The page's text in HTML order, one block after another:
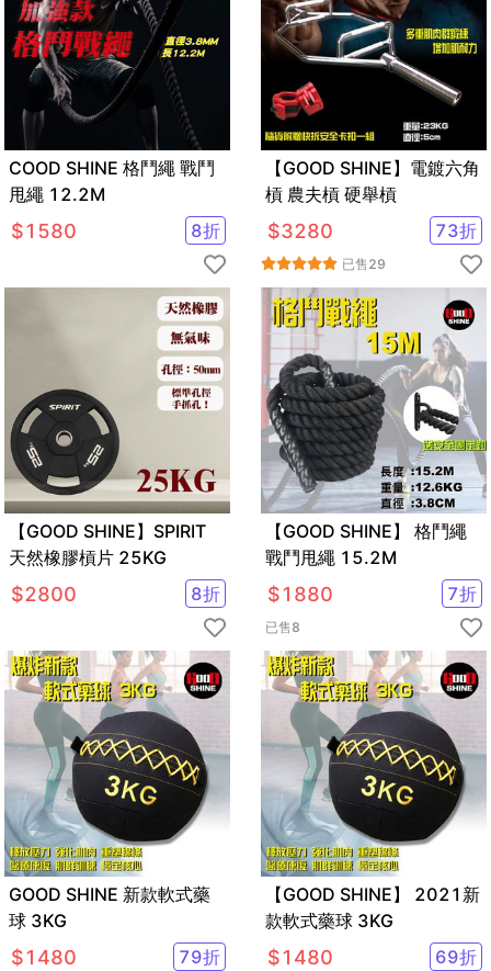
COOD SHINE 格鬥繩 戰鬥
甩繩 12.2M
$1580 8折
【GOOD SHINE】電鍍六角
槓 農夫槓 硬舉槓
$3280 73折
已售29
【GOOD SHINE】SPIRIT
天然橡膠槓片 25KG
$2800 8折
【GOOD SHINE】 格鬥繩
戰鬥甩繩 15.2M
$1880 7折
已售8
GOOD SHINE 新款軟式藥
球 3KG
$1480 79折
【GOOD SHINE】 2021新
款軟式藥球 3KG
$1480 69折